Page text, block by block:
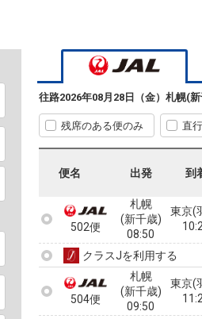
往路2026年08月28日（金） 札幌(
残席のある便のみ 直
便名 出発 到
札幌
(新千歳)
札幌
(新千歳)
東京(
502便
札幌
(新千歳)
08:50
東京(
クラスJを利用する
504便
札幌
(新千歳)
09:50
東京(